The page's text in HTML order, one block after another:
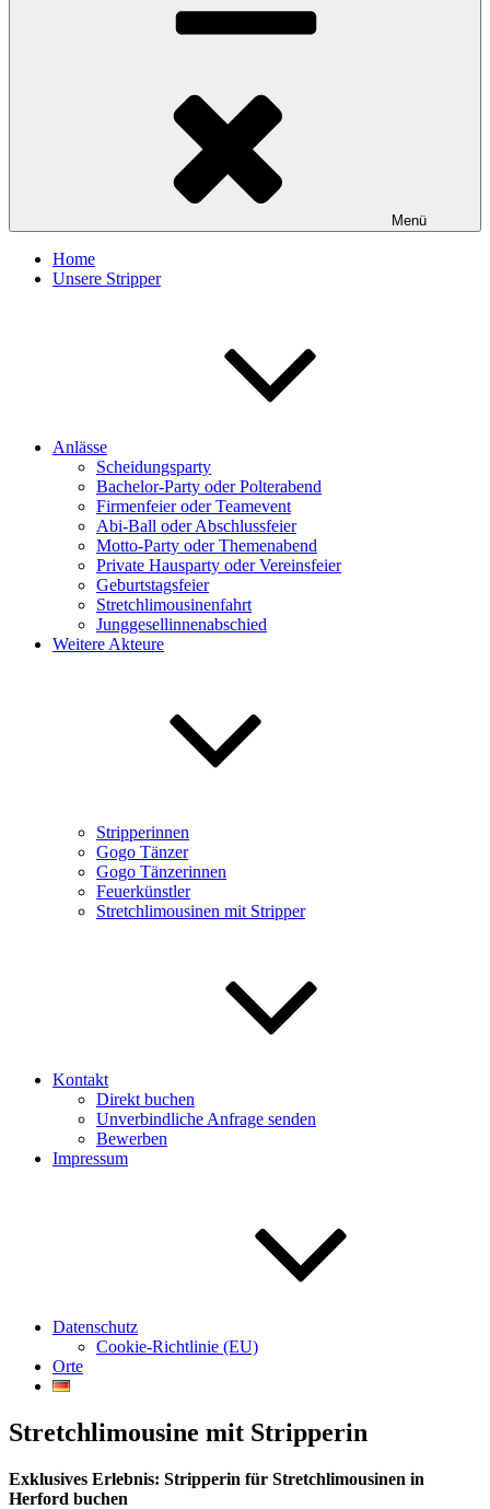
Menü
Home
Unsere Stripper
Anlässe
Scheidungsparty
Bachelor-Party oder Polterabend
Firmenfeier oder Teamevent
Abi-Ball oder Abschlussfeier
Motto-Party oder Themenabend
Private Hausparty oder Vereinsfeier
Geburtstagsfeier
Stretchlimousinenfahrt
Junggesellinnenabschied
Weitere Akteure
Stripperinnen
Gogo Tänzer
Gogo Tänzerinnen
Feuerkünstler
Stretchlimousinen mit Stripper
Kontakt
Direkt buchen
Unverbindliche Anfrage senden
Bewerben
Impressum
Datenschutz
Cookie-Richtlinie (EU)
Orte
Stretchlimousine mit Stripperin
Exklusives Erlebnis: Stripperin für Stretchlimousinen in
Herford buchen